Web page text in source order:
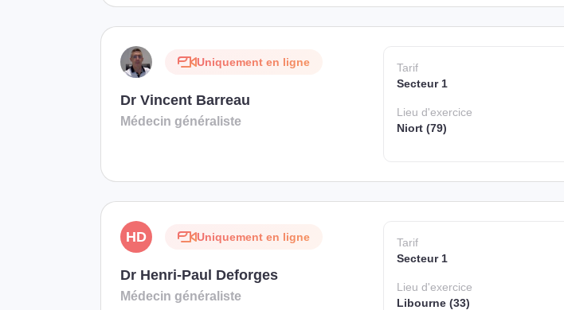
Uniquement en ligne
Dr Vincent Barreau
Médecin généraliste
Tarif
Secteur 1
Lieud'exercice
Niort (79)
HD Uniquement en ligne
Dr Henri-Paul Deforges
Médecin généraliste
Tarif
Secteur 1
Lieud'exercice
Libourne (33)